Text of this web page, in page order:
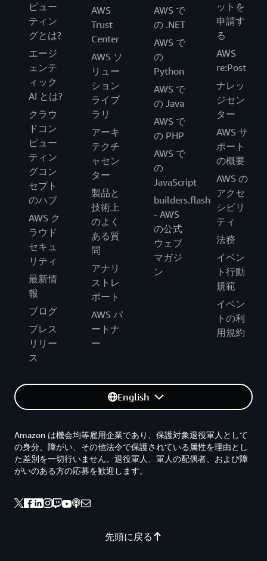
ピュー
ティン
グとは?
エージ
ェンテ
ィック
AI とは?
クラウ
ドコン
ピュー
ティン
グコン
セプト
のハブ
AWS ク
ラウド
セキュ
リティ
最新情
報
ブログ
プレス
リリー
ス
AWS
Trust
Center
AWS ソ
リュー
ション
ライブ
ラリ
アーキ
テクチ
ャセン
ター
製品と
技術上
のよく
ある質
問
アナリ
ストレ
ポート
AWS パ
ートナ
ー
AWS で
の .NET
AWS で
の
Python
AWS で
の Java
AWS で
の PHP
AWS で
の
JavaScript
builders.flash
- AWS
の公式
ウェブ
マガジ
ン
ットを
申請す
る
AWS
re:Post
ナレッ
ジセン
ター
AWS サ
ポート
の概要
AWS の
アクセ
シビリ
ティ
法務
イベン
ト行動
規範
イベン
トの利
用規約
English
先頭に戻る
Amazon は機会均等雇用企業であり、保護対象退役軍人として
の身分、障がい、その他法令で保護されている属性を理由とし
た差別を一切行いません。退役軍人、軍人の配偶者、および障
がいのある方の応募を歓迎します。